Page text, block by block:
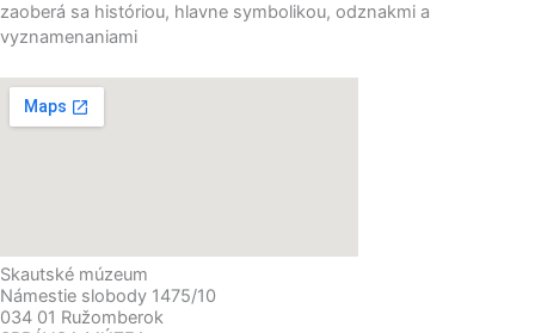
zaoberá sa históriou, hlavne symbolikou, odznakmi a
vyznamenaniami
Skautské múzeum
Námestie slobody 1475/10
034 01 Ružomberok